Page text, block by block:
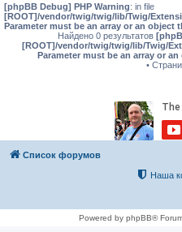
[phpBB Debug] PHP Warning: in file
[ROOT]/vendor/twig/twig/lib/Twig/
Parameter must be an array or an object
Найдено 0 результатов
[ROOT]/vendor/twig/twig/lib/Twig/
Parameter must be an array or
•
Список форумов
Наша
Powered by phpBB®